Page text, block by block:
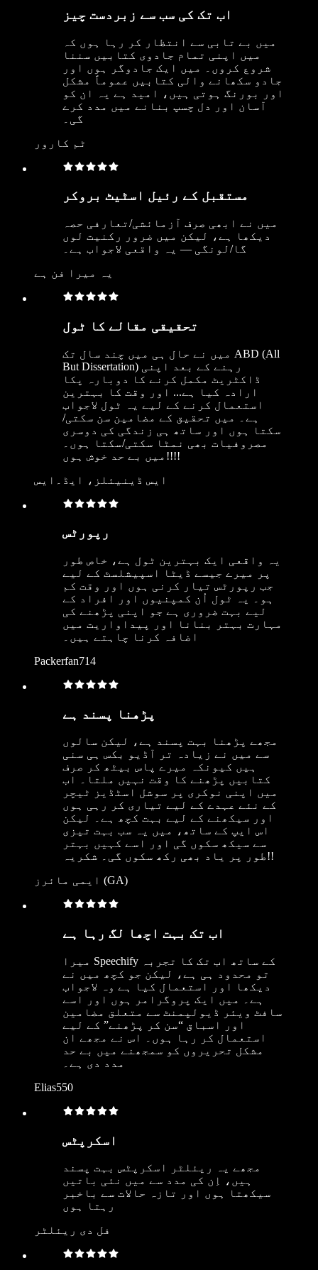
اب تک کی سب سے زبردست چیز
میں بے تابی سے انتظار کر رہا ہوں کہ
میں اپنی تمام جادوی کتابیں سننا
شروع کروں۔ میں ایک جادوگر ہوں اور
جادو سکھانے والی کتابیں عموماً مشکل
اور بورنگ ہوتی ہیں، امید ہے یہ ان کو
آسان اور دل چسپ بنانے میں مدد کرے
گی۔
ٹم کارور
مستقبل کے رئیل اسٹیٹ بروکر
میں نے ابھی صرف آزمائشی/تعارفی حصہ
دیکھا ہے، لیکن میں ضرور رکنیت لوں
گا/لونگی — یہ واقعی لاجواب ہے۔
یہ میرا فن ہے
تحقیقی مقالے کا ٹول
میں نے حال ہی میں چند سال تک ABD (All
But Dissertation) رہنے کے بعد اپنی
ڈاکٹریٹ مکمل کرنے کا دوبارہ پکا
ارادہ کیا ہے... اور وقت کا بہترین
استعمال کرنے کے لیے یہ ٹول لاجواب
ہے۔ میں تحقیق کے مضامین سن سکتی/
سکتا ہوں اور ساتھ ہی زندگی کی دوسری
مصروفیات بھی نمٹا سکتی/سکتا ہوں۔
میں بے حد خوش ہوں!!!!
ایس ڈینیئلز، ایڈ۔ایس
رپورٹس
یہ واقعی ایک بہترین ٹول ہے، خاص طور
پر میرے جیسے ڈیٹا اسپیشلسٹ کے لیے
جب رپورٹس تیار کرنی ہوں اور وقت کم
ہو۔ یہ ٹول اُن کمپنیوں اور افراد کے
لیے بہت ضروری ہے جو اپنی پڑھنے کی
مہارت بہتر بنانا اور پیداواریت میں
اضافہ کرنا چاہتے ہیں۔
Packerfan714
پڑھنا پسند ہے
مجھے پڑھنا بہت پسند ہے، لیکن سالوں
سے میں نے زیادہ تر آڈیو بکس ہی سنی
ہیں کیونکہ میرے پاس بیٹھ کر صرف
کتابیں پڑھنے کا وقت نہیں ملتا۔ اب
میں اپنی نوکری پر سوشل اسٹڈیز ٹیچر
کے نئے عہدے کے لیے تیاری کر رہی ہوں
اور سیکھنے کے لیے بہت کچھ ہے۔ لیکن
اس ایپ کے ساتھ، میں یہ سب بہت تیزی
سے سیکھ سکوں گی اور اسے کہیں بہتر
طور پر یاد بھی رکھ سکوں گی۔ شکریہ!!
ایمی مائرز (GA)
اب تک بہت اچھا لگ رہا ہے
میرا Speechify کے ساتھ اب تک کا تجربہ
تو محدود ہی ہے، لیکن جو کچھ میں نے
دیکھا اور استعمال کیا ہے وہ لاجواب
ہے۔ میں ایک پروگرامر ہوں اور اسے
سافٹ ویئر ڈیولپمنٹ سے متعلق مضامین
اور اسباق “سن کر پڑھنے” کے لیے
استعمال کر رہا ہوں۔ اس نے مجھے ان
مشکل تحریروں کو سمجھنے میں بے حد
مدد دی ہے۔
Elias550
اسکرپٹس
مجھے یہ ریئلٹر اسکرپٹس بہت پسند
ہیں، اِن کی مدد سے میں نئی باتیں
سیکھتا ہوں اور تازہ حالات سے باخبر
رہتا ہوں
فل دی ریئلٹر